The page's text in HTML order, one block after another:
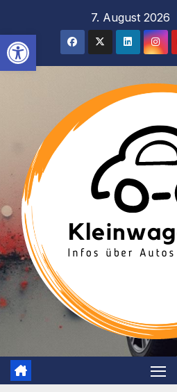
Werkzeugleiste
springen
7. August 2026